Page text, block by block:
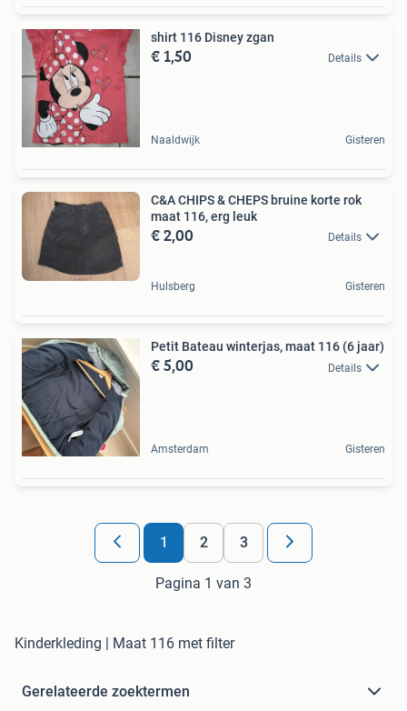
shirt 116 Disney zgan
€ 1,50 Details
Naaldwijk Gisteren
C&A CHIPS & CHEPS bruine korte rok
maat 116, erg leuk
€ 2,00 Details
Hulsberg Gisteren
Petit Bateau winterjas, maat 116 (6 jaar)
€ 5,00 Details
Amsterdam Gisteren
1 2 3
Pagina 1 van 3
Kinderkleding | Maat 116 met filter
Gerelateerde zoektermen